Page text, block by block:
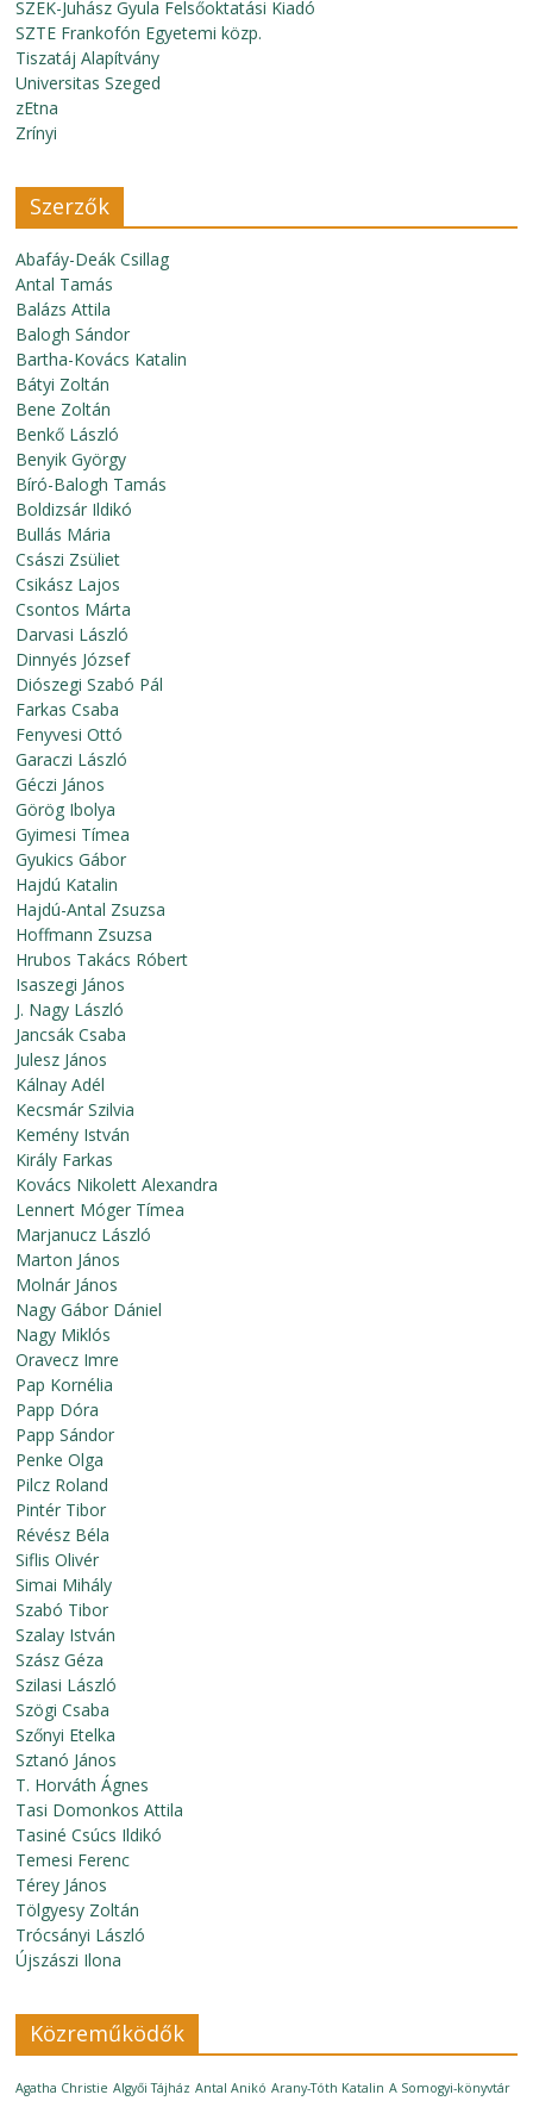
SZEK-Juhász Gyula Felsőoktatási Kiadó
SZTE Frankofón Egyetemi közp.
Tiszatáj Alapítvány
Universitas Szeged
zEtna
Zrínyi
Szerzők
Abafáy-Deák Csillag
Antal Tamás
Balázs Attila
Balogh Sándor
Bartha-Kovács Katalin
Bátyi Zoltán
Bene Zoltán
Benkő László
Benyik György
Bíró-Balogh Tamás
Boldizsár Ildikó
Bullás Mária
Császi Zsüliet
Csikász Lajos
Csontos Márta
Darvasi László
Dinnyés József
Diószegi Szabó Pál
Farkas Csaba
Fenyvesi Ottó
Garaczi László
Géczi János
Görög Ibolya
Gyimesi Tímea
Gyukics Gábor
Hajdú Katalin
Hajdú-Antal Zsuzsa
Hoffmann Zsuzsa
Hrubos Takács Róbert
Isaszegi János
J. Nagy László
Jancsák Csaba
Julesz János
Kálnay Adél
Kecsmár Szilvia
Kemény István
Király Farkas
Kovács Nikolett Alexandra
Lennert Móger Tímea
Marjanucz László
Marton János
Molnár János
Nagy Gábor Dániel
Nagy Miklós
Oravecz Imre
Pap Kornélia
Papp Dóra
Papp Sándor
Penke Olga
Pilcz Roland
Pintér Tibor
Révész Béla
Siflis Olivér
Simai Mihály
Szabó Tibor
Szalay István
Szász Géza
Szilasi László
Szögi Csaba
Szőnyi Etelka
Sztanó János
T. Horváth Ágnes
Tasi Domonkos Attila
Tasiné Csúcs Ildikó
Temesi Ferenc
Térey János
Tölgyesy Zoltán
Trócsányi László
Újszászi Ilona
Közreműködők
Agatha Christie Algyői Tájház Antal Anikó Arany-Tóth Katalin A Somogyi-könyvtár